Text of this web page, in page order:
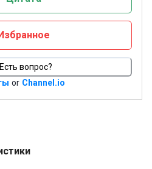
Избранное
Есть вопрос?
or Channel.io